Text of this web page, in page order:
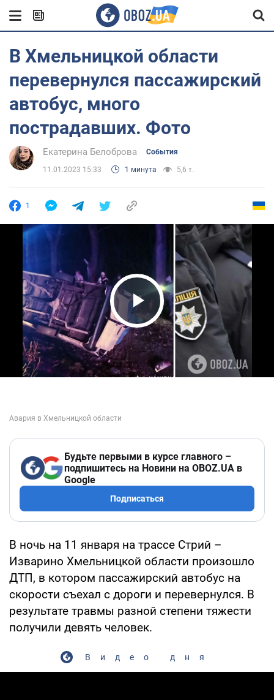
В Хмельницкой области
перевернулся пассажирский
автобус, много
пострадавших. Фото
Екатерина Белоброва События
11.01.2023 15:33 1 минута 5,6 т.
1
Play Video
Будьте первыми в курсе главного –
подпишитесь на Новини на OBOZ.UA в
Google
Подписаться
В ночь на 11 января на трассе Стрий –
Изварино Хмельницкой области произошло
ДТП, в котором пассажирский автобус на
скорости съехал с дороги и перевернулся. В
результате травмы разной степени тяжести
получили девять человек.
Видео дня